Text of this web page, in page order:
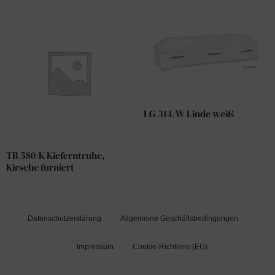
TB 580/K Kieferntruhe,
Kirsche furniert
LG 314/W Linde weiß
Datenschutzerklärung Allgemeine Geschäftsbedingungen
Impressum Cookie-Richtlinie (EU)